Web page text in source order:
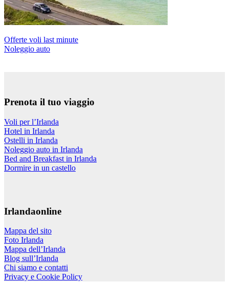
Offerte voli last minute
Noleggio auto
Prenota il tuo viaggio
Voli per l’Irlanda
Hotel in Irlanda
Ostelli in Irlanda
Noleggio auto in Irlanda
Bed and Breakfast in Irlanda
Dormire in un castello
Irlandaonline
Mappa del sito
Foto Irlanda
Mappa dell’Irlanda
Blog sull’Irlanda
Chi siamo e contatti
Privacy e Cookie Policy